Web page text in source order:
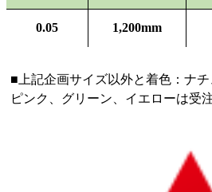
0.05 1,200mm
■上記企画サイズ以外と着色：ナチ
ピンク、グリーン、イエローは受